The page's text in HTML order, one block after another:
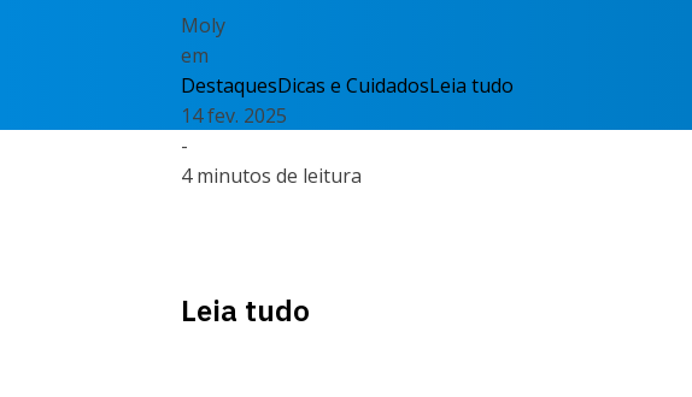
Moly
em
DestaquesDicas e CuidadosLeia tudo
14 fev. 2025
-
4 minutos de leitura
Leia tudo